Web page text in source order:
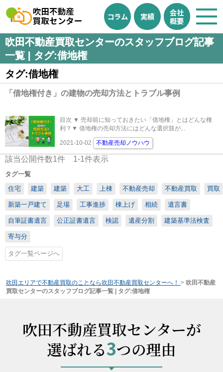
コラム 実績
会社
概要
吹田不動産買取センターのスタッフブログ記事
一覧 | タグ:借地権
タグ:借地権
「借地権付き」の建物の売却方法とトラブル事例
目次 ▼ 売却前に知っておきたい「借地権」とはどんな権
利？▼ 借地権の売却方法にはどんな選択肢が...
2021-10-02 不動産売却ノウハウ
該当公開件数1件 1-1件表示
タグ一覧
住宅
建築 建築 大工 上棟 不動産売却 不動産買取 買取
新築一戸建て 足場 工事進捗 棟上げ 相続 遺言書
自筆証書遺言 公正証書遺言 検認 遺産分割 建築基準法検査
寄与分
タグ一覧ページへ
吹田エリアで不動産買取のことなら吹田不動産買取センターへ！ > 吹田不動産
買取センターのスタッフブログ記事一覧 | タグ:借地権
吹田不動産買取センターが
選ばれる3つの理由